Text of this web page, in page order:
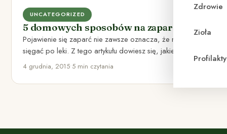
Zdrowie
Zioła
UNCATEGORIZED
5 domowych sposobów na zaparcia
Pojawienie się zaparć nie zawsze oznacza, że musisz
sięgać po leki. Z tego artykułu dowiesz się, jakie są…
4 grudnia, 2015•5 min czytania